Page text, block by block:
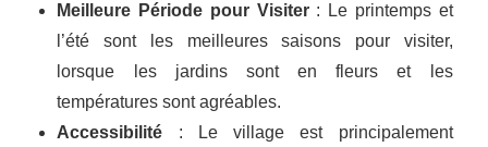
Meilleure Période pour Visiter: Le printemps et
l’été sont les meilleures saisons pour visiter,
lorsque les jardins sont en fleurs et les
températures sont agréables.
Accessibilité : Le village est principalement